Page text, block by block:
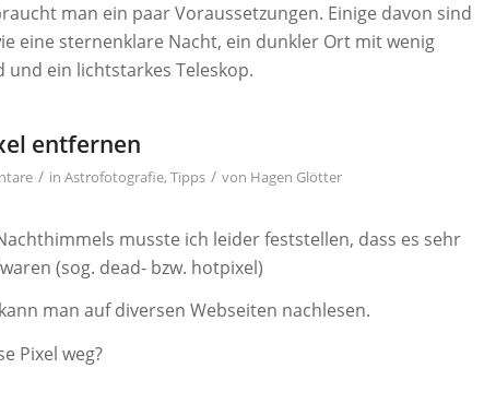
man ein paar Voraussetzungen. Einige davon sind
eine sternenklare Nacht, ein dunkler Ort mit wenig
ein lichtstarkes Teleskop.
entfernen
/ inAstrofotografie,Tipps / von Hagen Glötter
musste ich leider feststellen, dass es sehr
(sog. dead- bzw. hotpixel)
man auf diversen Webseiten nachlesen.
Pixel weg?